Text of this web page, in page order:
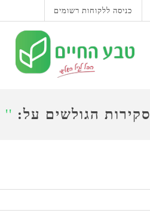
כניסה ללקוחות רשומים
סקירות הגולשים על: